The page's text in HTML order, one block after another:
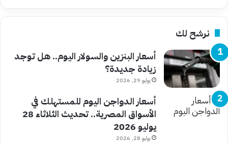
نرشح لك
أسعار البنزين والسولار اليوم.. هل توجد
زيادة جديدة؟
يوليو 29, 2026
أسعار الدواجن اليوم للمستهلك في
الأسواق المصرية.. تحديث الثلاثاء 28
يوليو 2026
يوليو 28, 2026